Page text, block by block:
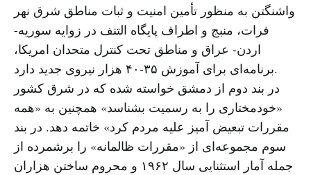
واشنگتن به منظور تأمین امنیت و ثبات مناطق شرق نهر
فرات، منبج و اطراف پایگاه التنف در زوایه سوریه-
اردن- عراق و مناطق تحت کنترل متحدان امریکا،
برنامه‌ای برای آموزش ۳۵-۴۰ هزار نیروی جدید دارد.
در بند دوم از دمشق خواسته شده که در شرق کشور
«خودمختاری را به رسمیت بشناسد» همچنین به «همه
مقررات تبعیض آمیز علیه مردم کرد» خاتمه دهد. در بند
سوم مجموعه‌ای از «مقررات ظالمانه» را برشمرده از
جمله آمار استثنایی سال ۱۹۶۲ و محروم ساختن هزاران